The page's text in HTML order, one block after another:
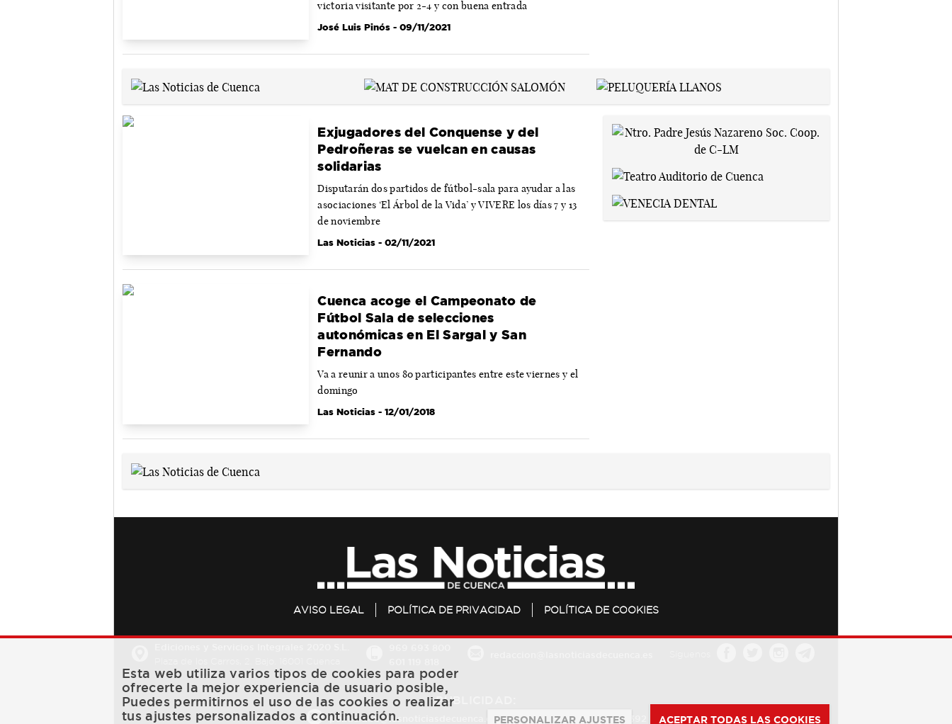
victoria visitante por 2-4 y con buena entrada
José Luis Pinós - 09/11/2021
Exjugadores del Conquense y del
Pedroñeras se vuelcan en causas
solidarias
Disputarán dos partidos de fútbol-sala para ayudar a las
asociaciones ‘El Árbol de la Vida’ y VIVERE los días 7 y 13
de noviembre
Las Noticias - 02/11/2021
Cuenca acoge el Campeonato de
Fútbol Sala de selecciones
autonómicas en El Sargal y San
Fernando
Va a reunir a unos 80 participantes entre este viernes y el
domingo
Las Noticias - 12/01/2018
AVISO LEGAL POLÍTICA DE PRIVACIDAD POLÍTICA DE COOKIES
PUBLICIDAD:
publicidad@lasnoticiasdecuenca.es 684 126 573 / 670 726 392
Esta web utiliza varios tipos de cookies para poder
ofrecerte la mejor experiencia de usuario posible,
Puedes permitirnos el uso de las cookies o realizar
tus ajustes personalizados a continuación.
PERSONALIZAR AJUSTES ACEPTAR TODAS LAS COOKIES